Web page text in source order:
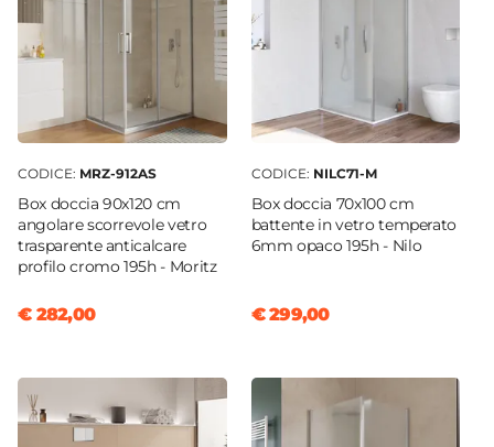
Predisposizione monoforo
Rubinetteria
Caratteristiche Specchio
Specchio
Incluso
Tipologia Specchio
Filolucido
Dimensione Specchio
Orientamento
Applique
Non inclusa
CODICE: MRZ-912AS
Box doccia 90x120 cm
angolare scorrevole vetro
trasparente anticalcare
profilo cromo 195h - Moritz
€ 282,00
CODICE: NILC71-M
Box doccia 70x100 cm
battente in vetro temperato
6mm opaco 195h - Nilo
€ 299,00